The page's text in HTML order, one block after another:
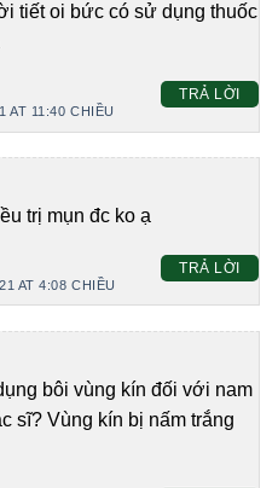
tiết oi bức có sử dụng thuốc
AT 11:40 CHIỀU
TRẢ LỜI
trị mụn đc ko ạ
AT 4:08 CHIỀU
TRẢ LỜI
bôi vùng kín đối với nam
sĩ? Vùng kín bị nấm trắng